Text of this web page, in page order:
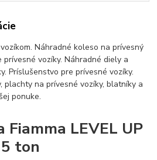
Náhradné koleso na prívesný
vozíky. Náhradné diely a
Príslušenstvo pre prívesné vozíky.
plachty na prívesné vozíky, blatníky a
ponuke.
Fiamma LEVEL UP
ton